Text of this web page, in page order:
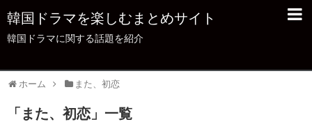
韓国ドラマを楽しむまとめサイト
韓国ドラマに関する話題を紹介
ホーム また、初恋
「 また、初恋 」 一覧